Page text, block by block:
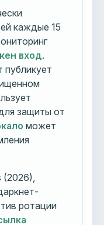
каждые 15
вход.
публикует
защиты от
может
ротации